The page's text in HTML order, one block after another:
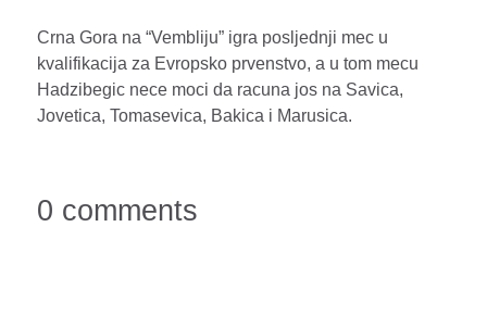
Crna Gora na “Vembliju” igra posljednji mec u
kvalifikacija za Evropsko prvenstvo, a u tom mecu
Hadzibegic nece moci da racuna jos na Savica,
Jovetica, Tomasevica, Bakica i Marusica.
0 comments